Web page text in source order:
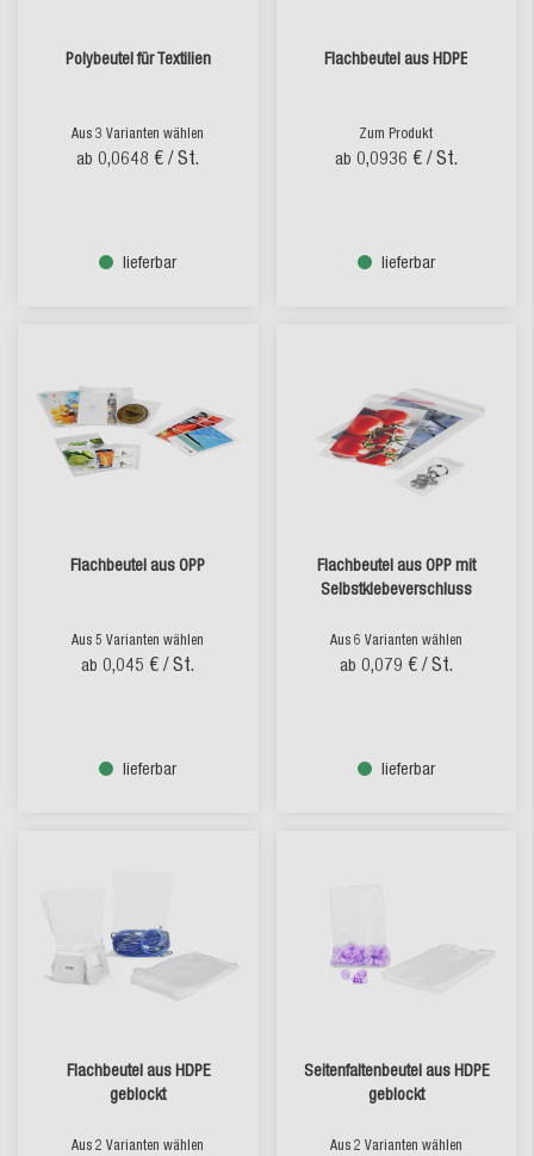
Polybeutel für Textilien
Aus 3 Varianten wählen
ab 0,0648 € / St.
lieferbar
Flachbeutel aus HDPE
Zum Produkt
ab 0,0936 € / St.
lieferbar
Flachbeutel aus OPP
Aus 5 Varianten wählen
ab 0,045 € / St.
lieferbar
Flachbeutel aus OPP mit
Selbstklebeverschluss
Aus 6 Varianten wählen
ab 0,079 € / St.
lieferbar
Flachbeutel aus HDPE
geblockt
Aus 2 Varianten wählen
Seitenfaltenbeutel aus HDPE
geblockt
Aus 2 Varianten wählen